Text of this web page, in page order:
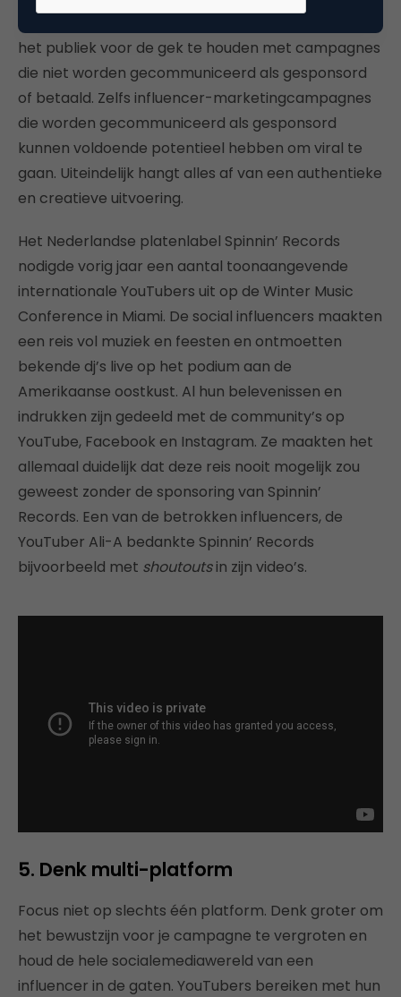
of Instagrampost geen sponsoring”. Probeer niet
het publiek voor de gek te houden met campagnes
die niet worden gecommuniceerd als gesponsord
of betaald. Zelfs influencer-marketingcampagnes
die worden gecommuniceerd als gesponsord
kunnen voldoende potentieel hebben om viral te
gaan. Uiteindelijk hangt alles af van een authentieke
en creatieve uitvoering.
Het Nederlandse platenlabel Spinnin’ Records
nodigde vorig jaar een aantal toonaangevende
internationale YouTubers uit op de Winter Music
Conference in Miami. De social influencers maakten
een reis vol muziek en feesten en ontmoetten
bekende dj’s live op het podium aan de
Amerikaanse oostkust. Al hun belevenissen en
indrukken zijn gedeeld met de community’s op
YouTube, Facebook en Instagram. Ze maakten het
allemaal duidelijk dat deze reis nooit mogelijk zou
geweest zonder de sponsoring van Spinnin’
Records. Een van de betrokken influencers, de
YouTuber Ali-A bedankte Spinnin’ Records
bijvoorbeeld met shoutoutsin zijn video’s.
5. Denk multi-platform
Focus niet op slechts één platform. Denk groter om
het bewustzijn voor je campagne te vergroten en
houd de hele socialemediawereld van een
influencer in de gaten. YouTubers bereiken met hun